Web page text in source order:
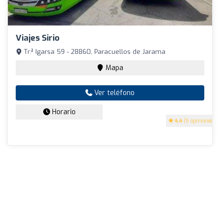
Viajes Sirio
4.4 (5 opiniones)
Tr.ª Igarsa 59 - 28860, Paracuellos de Jarama
Mapa
Ver teléfono
Horario